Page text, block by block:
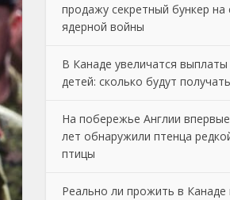
продажу секретный бункер на
ядерной войны
В Канаде увеличатся выплаты
детей: сколько будут
На побережье Англии
лет обнаружили птенца
птицы
Реально ли прожить в Канаде